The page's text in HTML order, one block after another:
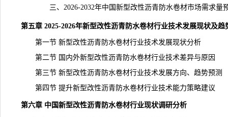
三、2026-2032年中国新型改性沥青防水卷材市场需求量
第五章 2025-2026年新型改性沥青防水卷材行业技术发展现状及趋
第一节 新型改性沥青防水卷材行业技术发展现状分析
第二节 国内外新型改性沥青防水卷材行业技术差异与原因
第三节 新型改性沥青防水卷材行业技术发展方向、趋势预测
第四节 提升新型改性沥青防水卷材行业技术能力策略建议
第六章 中国新型改性沥青防水卷材行业现状调研分析